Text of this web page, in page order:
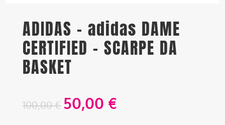
ADIDAS – adidas DAME
CERTIFIED – SCARPE DA
BASKET
100,00€ 50,00 €